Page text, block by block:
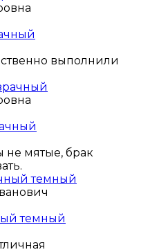
выполнили
не мятые, брак
темный